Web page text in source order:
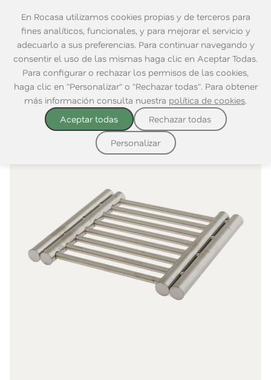
En Rocasa utilizamos cookies propias y de terceros para
fines analíticos, funcionales, y para mejorar el servicio y
adecuarlo a sus preferencias. Para continuar navegando y
consentir el uso de las mismas haga clic en Aceptar Todas.
Para configurar o rechazar los permisos de las cookies,
haga clic en "Personalizar" o "Rechazar todas". Para obtener
más información consulta nuestra política de cookies.
Aceptar todas
Rechazar todas
Personalizar
Home|Mesa|Complementos Mesa